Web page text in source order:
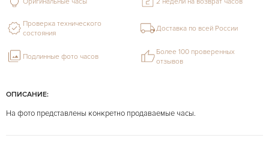
ОПИСАНИЕ:
На фото представлены конкретно продаваемые часы.
Проверка технического
состояния
Доставка по всей России
Подлинные фото часов
Более 100 проверенных
отзывов